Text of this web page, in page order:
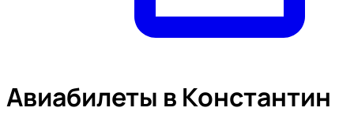
Авиабилеты в Константин